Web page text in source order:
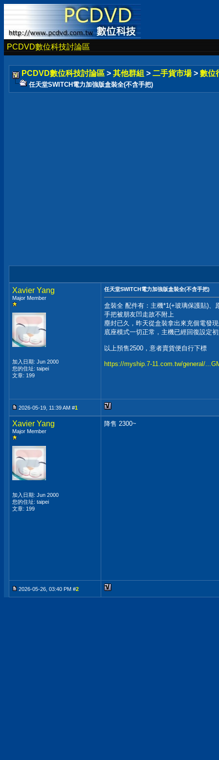
PCDVD數位科技討論區
PCDVD數位科技討論區 > 其他群組 > 二手貨市場 > 數位
任天堂SWITCH電力加強版盒裝全(不含手把)
Xavier Yang
Major Member
加入日期: Jun 2000
您的住址: taipei
文章: 199
任天堂SWITCH電力加強版盒裝全(不含手把)
盒裝全 配件有：主機*1(+玻璃保護貼)、
手把被朋友凹走故不附上
塵封已久，昨天從盒裝拿出來充個電發
底座模式一切正常，主機已經回復設定
以上預售2500，意者賣貨便自行下標
https://myship.7-11.com.tw/general/
2026-05-19, 11:39 AM #1
Xavier Yang
Major Member
加入日期: Jun 2000
您的住址: taipei
文章: 199
降售 2300~
2026-05-26, 03:40 PM #2